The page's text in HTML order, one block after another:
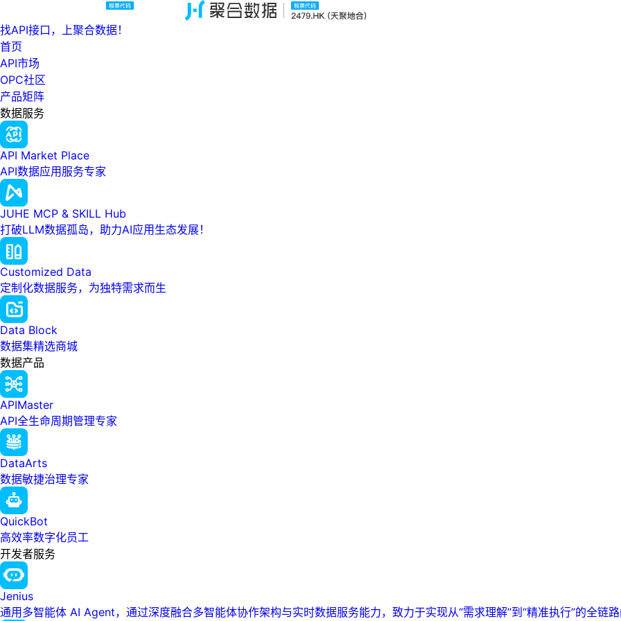
找API接口，上聚合数据！
首页
API市场
OPC社区
产品矩阵
数据服务
API Market Place
API数据应用服务专家
JUHE MCP & SKILL Hub
打破LLM数据孤岛，助力AI应用生态发展！
Customized Data
定制化数据服务，为独特需求而生
Data Block
数据集精选商城
数据产品
APIMaster
API全生命周期管理专家
DataArts
数据敏捷治理专家
QuickBot
高效率数字化员工
开发者服务
Jenius
通用多智能体 AI Agent，通过深度融合多智能体协作架构与实时数据服务能力，致力于实现从“需求理解”到“精准执行”的全链